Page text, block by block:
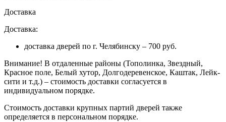
Доставка
Доставка:
доставка дверей по г. Челябинску – 700 руб.
Внимание! В отдаленные районы (Тополинка, Звездный,
Красное поле, Белый хутор, Долгодеревенское, Каштак, Лейк-
сити и т.д.) – стоимость доставки согласуется в
индивидуальном порядке.
Стоимость доставки крупных партий дверей также
определяется в персональном порядке.